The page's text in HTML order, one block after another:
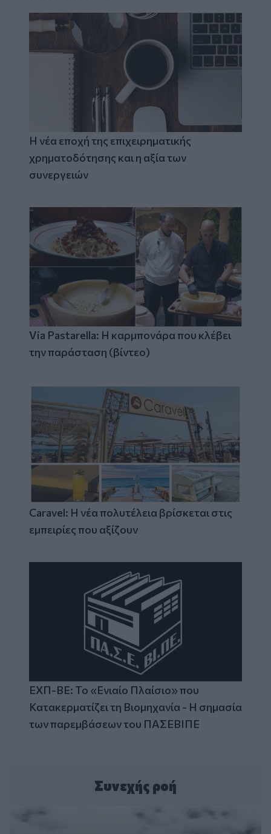
Η νέα εποχή της επιχειρηματικής
χρηματοδότησης και η αξία των
συνεργειών
Via Pastarella: Η καρμπονάρα που κλέβει
την παράσταση (βίντεο)
Caravel: Η νέα πολυτέλεια βρίσκεται στις
εμπειρίες που αξίζουν
ΕΧΠ-ΒΕ: Το «Ενιαίο Πλαίσιο» που
Κατακερματίζει τη Βιομηχανία - Η σημασία
των παρεμβάσεων του ΠΑΣΕΒΙΠΕ
Συνεχής ροή